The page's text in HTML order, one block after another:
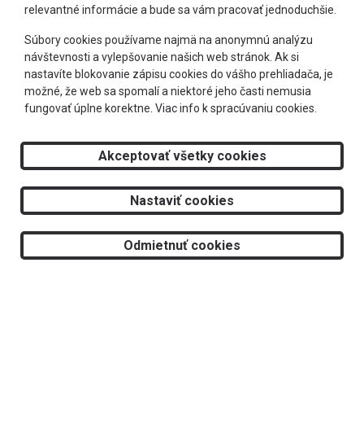
info@optimeye.sk
Doprava zadarmo
Tvorba web stránokaredakčný systémodAlejTech, spol. s r.o.
relevantné informácie a bude sa vám pracovať jednoduchšie.
Súbory cookies používame najmä na anonymnú analýzu
návštevnosti a vylepšovanie našich web stránok. Ak si
nastavíte blokovanie zápisu cookies do vášho prehliadača, je
možné, že web sa spomalí a niektoré jeho časti nemusia
fungovať úplne korektne. Viac info k spracúvaniu cookies.
Akceptovať všetky cookies
Nastaviť cookies
Odmietnuť cookies